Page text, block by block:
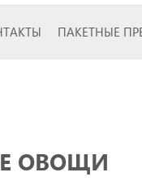
ПАКЕТНЫЕ
ОВОЩИ